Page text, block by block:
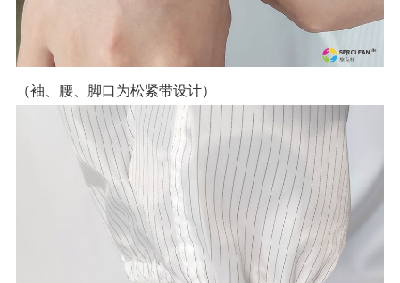
（袖、腰、脚口为松紧带设计）